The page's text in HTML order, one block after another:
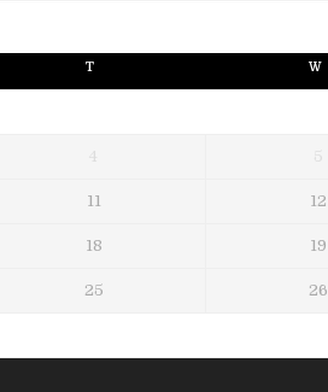
T W
4 5
11 12
18 19
25 26